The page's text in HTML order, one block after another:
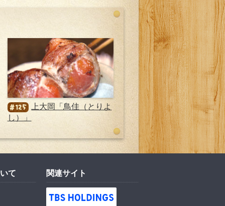
#125 上大岡「鳥佳（とりよ
し）」
て 関連サイト